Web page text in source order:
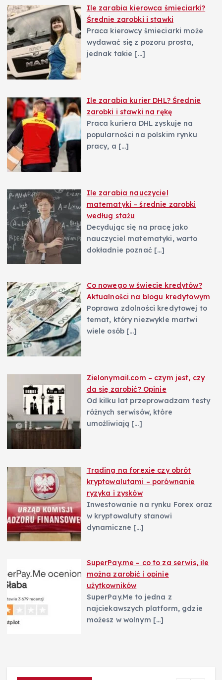
Ile zarabia kierowca śmieciarki?
Średnie zarobki i stawki
Praca kierowcy śmieciarki może
wydawać się z pozoru prosta,
jednak takie […]
Ile zarabia kurier DHL? Średnie
zarobki i stawki na rękę
Praca kuriera DHL zyskuje na
popularności na polskim rynku
pracy, a […]
Ile zarabia nauczyciel
matematyki – średnie zarobki
według stażu
Decydując się na pracę jako
nauczyciel matematyki, warto
dokładnie poznać […]
Co nowego w świecie kredytów?
Aktualności na blogu kredytowym
Poprawa zdolności kredytowej to
temat, który niezwykle martwi
wiele osób […]
Zielonymail.com – czym jest, czy
da się zarobić? Opinie
Od kilku lat przeprowadzam testy
różnych serwisów, które
umożliwiają […]
Trading na forexie czy obrót
kryptowalutami – porównanie
ryzyka i zysków
Inwestowanie na rynku Forex oraz
w kryptowaluty stanowi
dynamiczne […]
SuperPay.me – co to za serwis, ile
można zarobić i opinie
użytkowników
SuperPay.Me to jedna z
najciekawszych platform, gdzie
możesz w wolnym […]